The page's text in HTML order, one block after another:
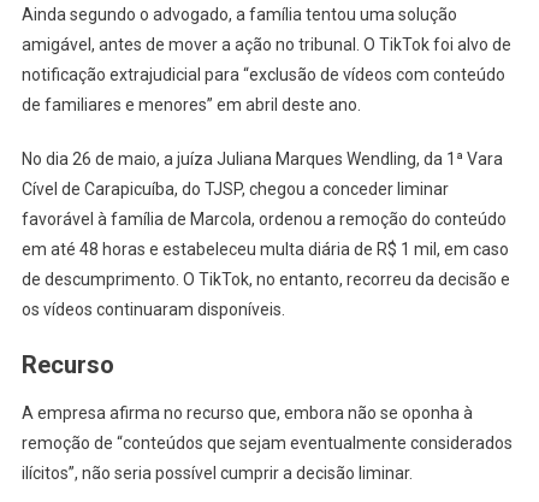
Ainda segundo o advogado, a família tentou uma solução
amigável, antes de mover a ação no tribunal. O TikTok foi alvo de
notificação extrajudicial para “exclusão de vídeos com conteúdo
de familiares e menores” em abril deste ano.
No dia 26 de maio, a juíza Juliana Marques Wendling, da 1ª Vara
Cível de Carapicuíba, do TJSP, chegou a conceder liminar
favorável à família de Marcola, ordenou a remoção do conteúdo
em até 48 horas e estabeleceu multa diária de R$ 1 mil, em caso
de descumprimento. O TikTok, no entanto, recorreu da decisão e
os vídeos continuaram disponíveis.
Recurso
A empresa afirma no recurso que, embora não se oponha à
remoção de “conteúdos que sejam eventualmente considerados
ilícitos”, não seria possível cumprir a decisão liminar.